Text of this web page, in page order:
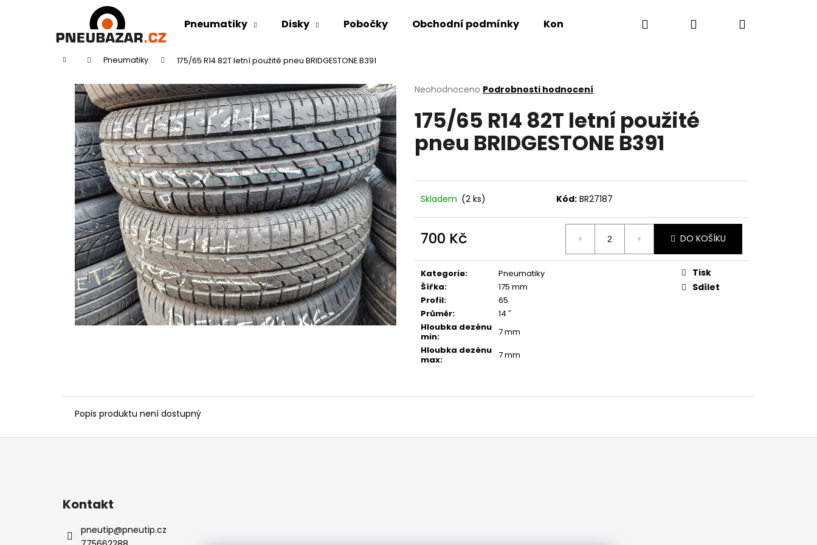
Pneumatiky Disky Pobočky Obchodní podmínky Kontakty Hledat PřihlášeníNákupní
Domů Pneumatiky 175/65 R14 82T letní použité pneu BRIDGESTONE B391
Průměrné
produktu
5
Neohodnoceno Podrobnosti hodnocení
175/65 R14 82T letní použité
pneu BRIDGESTONE B391
Skladem (2 ks) Kód: BR27187
700 Kč
cena:
DO KOŠÍKU
Kategorie:
Pneumatiky
Šířka:
175 mm
Profil:
65
Průměr:
14 ″
Hloubka dezénu
min:
7 mm
Hloubka dezénu
max: 7 mm
Tisk
Sdílet
Popis produktu není dostupný
Zpět
Zpět
Co potřebujete najít?
HLEDAT
Doporučujeme
Z
Kontakt
pneutip@pneutip.cz